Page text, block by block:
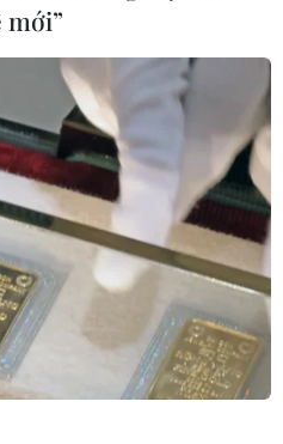
dự kiến sẽ thông báo thời
hội Anh thông qua thỏa
mới”